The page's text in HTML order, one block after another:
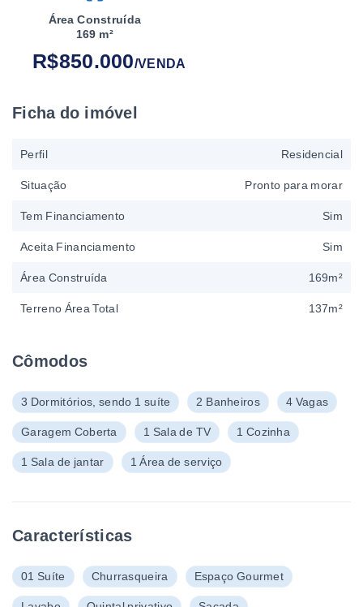
Área Construída
169 m²
R$850.000/VENDA
Cômodos
3 Dormitórios, sendo 1 suíte 2 Banheiros 4 Vagas
Garagem Coberta 1 Sala de TV 1 Cozinha
1 Sala de jantar 1 Área de serviço
Características
01 Suíte Churrasqueira Espaço Gourmet
Ficha do imóvel
Perfil Residencial
Situação Pronto para morar
Tem Financiamento Sim
Aceita Financiamento Sim
Área Construída 169m²
Terreno Área Total 137m²